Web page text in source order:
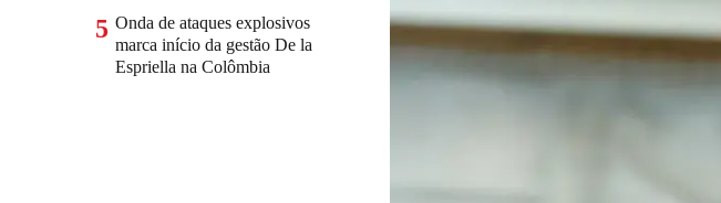
5 Onda de ataques explosivos
marca início da gestão De la
Espriella na Colômbia